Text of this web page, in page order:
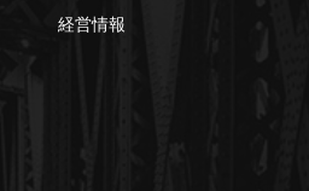
経営情報